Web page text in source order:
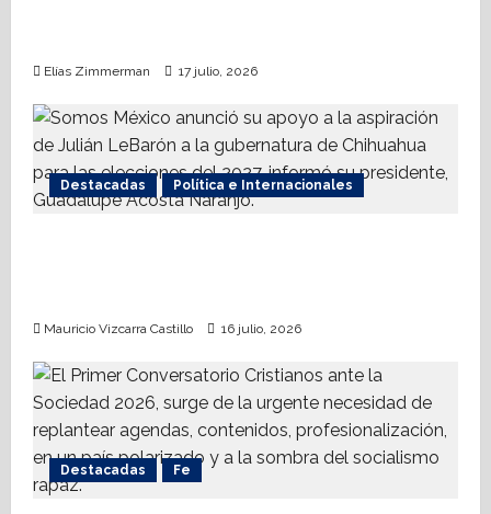
Elías Zimmerman 17 julio, 2026
Destacadas Política e Internacionales
Mauricio Vizcarra Castillo 16 julio, 2026
Destacadas Fe